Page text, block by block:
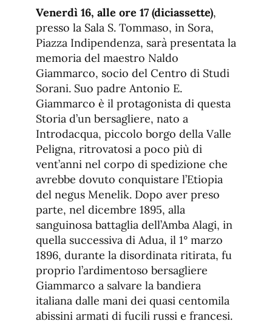
Venerdì 16, alle ore 17 (diciassette),
presso la Sala S. Tommaso, in Sora,
Piazza Indipendenza, sarà presentata la
memoria del maestro Naldo
Giammarco, socio del Centro di Studi
Sorani. Suo padre Antonio E.
Giammarco è il protagonista di questa
Storia d’un bersagliere, nato a
Introdacqua, piccolo borgo della Valle
Peligna, ritrovatosi a poco più di
vent’anni nel corpo di spedizione che
avrebbe dovuto conquistare l’Etiopia
del negus Menelik. Dopo aver preso
parte, nel dicembre 1895, alla
sanguinosa battaglia dell’Amba Alagi, in
quella successiva di Adua, il 1° marzo
1896, durante la disordinata ritirata, fu
proprio l’ardimentoso bersagliere
Giammarco a salvare la bandiera
italiana dalle mani dei quasi centomila
abissini armati di fucili russi e francesi.